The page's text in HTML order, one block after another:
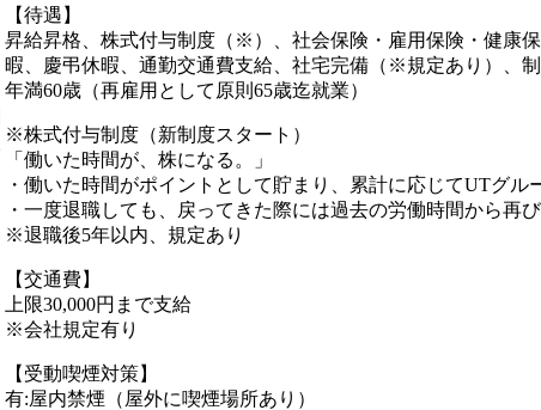
【待遇】
昇給昇格、株式付与制度（※）、社会保険・雇用保険・健康
暇、慶弔休暇、通勤交通費支給、社宅完備（※規定あり）、
年満60歳（再雇用として原則65歳迄就業）
※株式付与制度（新制度スタート）
「働いた時間が、株になる。」
・働いた時間がポイントとして貯まり、累計に応じてUTグル
・一度退職しても、戻ってきた際には過去の労働時間から再
※退職後5年以内、規定あり
【交通費】
上限30,000円まで支給
※会社規定有り
【受動喫煙対策】
有:屋内禁煙（屋外に喫煙場所あり）